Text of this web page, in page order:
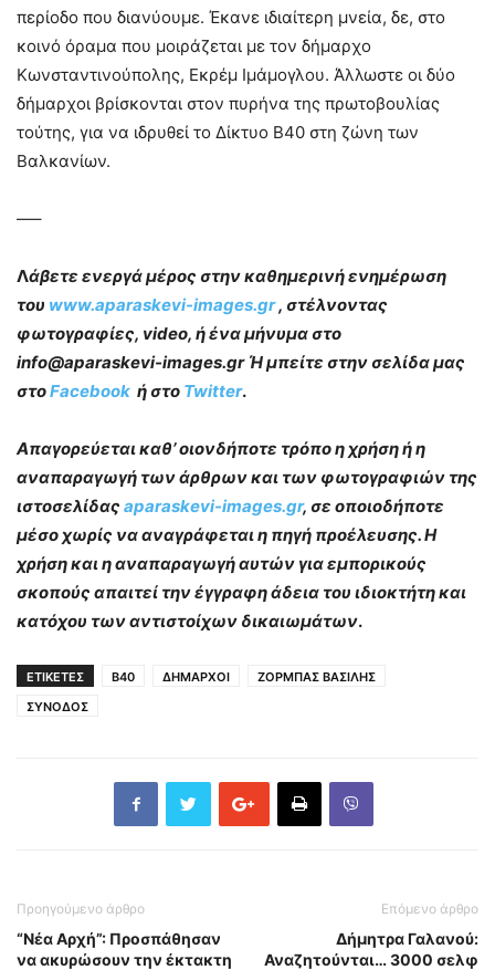
περίοδο που διανύουμε. Έκανε ιδιαίτερη μνεία, δε, στο
κοινό όραμα που μοιράζεται με τον δήμαρχο
Κωνσταντινούπολης, Εκρέμ Ιμάμογλου. Άλλωστε οι δύο
δήμαρχοι βρίσκονται στον πυρήνα της πρωτοβουλίας
τούτης, για να ιδρυθεί το Δίκτυο Β40 στη ζώνη των
Βαλκανίων.
—–
Λάβετε ενεργά μέρος στην καθημερινή ενημέρωση
του www.aparaskevi-images.gr, στέλνοντας
φωτογραφίες, video, ή ένα μήνυμα στο
info@aparaskevi-images.gr Ή μπείτε στην σελίδα μας
στοFacebook ή στο Twitter.
Απαγορεύεται καθ’ οιονδήποτε τρόπο η χρήση ή η
αναπαραγωγή των άρθρων και των φωτογραφιών της
ιστοσελίδας aparaskevi-images.gr, σε οποιοδήποτε
μέσο χωρίς να αναγράφεται η πηγή προέλευσης. Η
χρήση και η αναπαραγωγή αυτών για εμπορικούς
σκοπούς απαιτεί την έγγραφη άδεια του ιδιοκτήτη και
κατόχου των αντιστοίχων δικαιωμάτων.
ΕΤΙΚΕΤΕΣ Β40 ΔΗΜΑΡΧΟΙ
ΖΟΡΜΠΑΣ ΒΑΣΙΛΗΣ
ΣΥΝΟΔΟΣ
Προηγούμενο άρθρο
“Νέα Αρχή”: Προσπάθησαν
να ακυρώσουν την έκτακτη
Επόμενο άρθρο
Δήμητρα Γαλανού:
Αναζητούνται… 3000 σελφ